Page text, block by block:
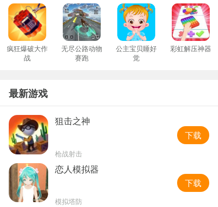
疯狂爆破大作
战
无尽公路动物
赛跑
公主宝贝睡好
觉
彩虹解压神器
最新游戏
狙击之神
枪战射击
下载
恋人模拟器
模拟塔防
下载